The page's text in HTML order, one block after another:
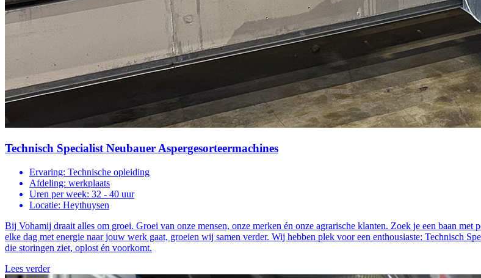
Technisch Specialist Neubauer Aspergesorteermachines
Ervaring: Technische opleiding
Afdeling: werkplaats
Uren per week: 32 - 40 uur
Locatie: Heythuysen
Bij Vohamij draait alles om groei. Groei van onze mensen, onze merken én onze agrarische klanten. Zoek je een baan
elke dag met energie naar jouw werk gaat, groeien wij samen verder. Wij hebben plek voor een enthousiaste: Technisch
die storingen ziet, oplost én voorkomt.
Lees verder